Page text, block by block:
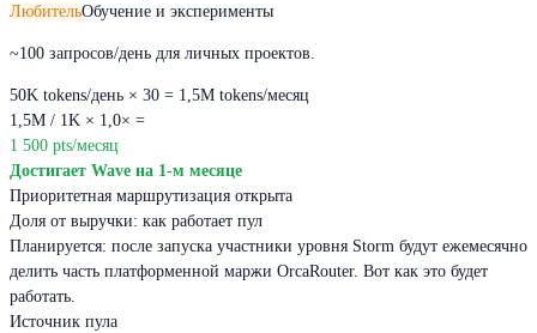
ЛюбительОбучение и эксперименты
~100 запросов/день для личных проектов.
50K tokens/день × 30 = 1,5M tokens/месяц
1,5M / 1K × 1,0× =
1 500 pts/месяц
Достигает Wave на 1-м месяце
Приоритетная маршрутизация открыта
Доля от выручки: как работает пул
Планируется: после запуска участники уровня Storm будут ежемесячно
делить часть платформенной маржи OrcaRouter. Вот как это будет
работать.
Источник пула